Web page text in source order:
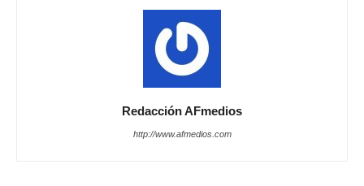
Redacción AFmedios
http://www.afmedios.com